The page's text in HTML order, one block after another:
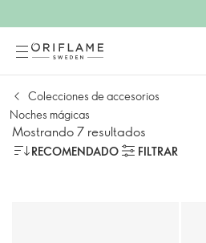
Colecciones de accesorios
Noches mágicas
Mostrando 7 resultados
RECOMENDADO
FILTRAR